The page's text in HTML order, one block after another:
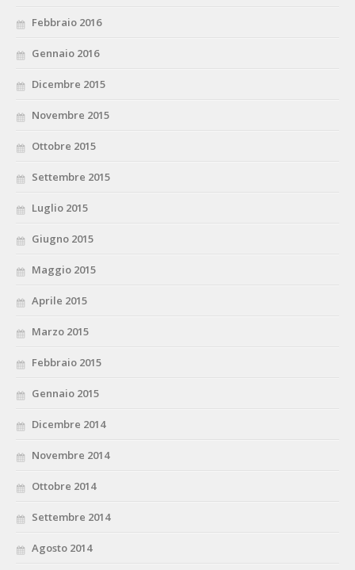
Febbraio 2016
Gennaio 2016
Dicembre 2015
Novembre 2015
Ottobre 2015
Settembre 2015
Luglio 2015
Giugno 2015
Maggio 2015
Aprile 2015
Marzo 2015
Febbraio 2015
Gennaio 2015
Dicembre 2014
Novembre 2014
Ottobre 2014
Settembre 2014
Agosto 2014